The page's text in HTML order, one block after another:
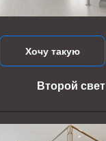
Хочу такую
Второй свет